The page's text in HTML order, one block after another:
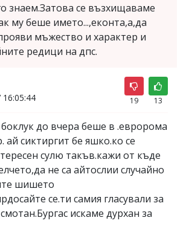
знаем.Затова се възхищаваме
му беше името...,еконта,а,да
мъжество и характер и
редици на дпс.
16:05:44 19 13
до вчера беше в .евророма
ай сиктиргит бе яшко.ко се
сулю такъв.кажи от къде
не са айтослии случайно
шишето
се.ти самия гласували за
искаме дурхан за